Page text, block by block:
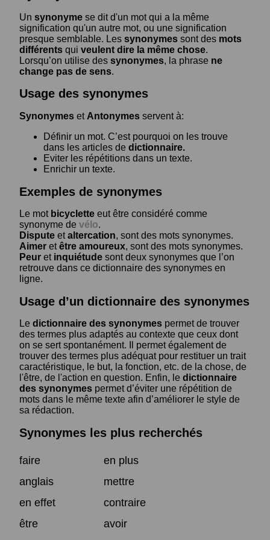
Un synonyme se dit d'un mot qui a la même
signification qu'un autre mot, ou une signification
presque semblable. Les synonymes sont des mots
différents qui veulent dire la même chose.
Lorsqu’on utilise des synonymes, la phrase ne
change pas de sens.
Usage des synonymes
Synonymes et Antonymes servent à:
Définir un mot. C’est pourquoi on les trouve
dans les articles de dictionnaire.
Eviter les répétitions dans un texte.
Enrichir un texte.
Exemples de synonymes
Le mot bicyclette eut être considéré comme
synonyme de vélo.
Dispute etaltercation, sont des mots synonymes.
Aimer etêtre amoureux, sont des mots synonymes.
Peur et inquiétude sont deux synonymes que l’on
retrouve dans ce dictionnaire des synonymes en
ligne.
Usage d’un dictionnaire des synonymes
Le dictionnaire des synonymes permet de trouver
des termes plus adaptés au contexte que ceux dont
on se sert spontanément. Il permet également de
trouver des termes plus adéquat pour restituer un trait
caractéristique, le but, la fonction, etc. de la chose, de
l'être, de l'action en question. Enfin, le dictionnaire
des synonymes permet d’éviter une répétition de
mots dans le même texte afin d’améliorer le style de
sa rédaction.
Synonymes les plus recherchés
faire
en plus
anglais
mettre
en effet
contraire
être
avoir